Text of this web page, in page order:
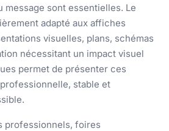
sont essentielles. Le
adapté aux affiches
visuelles, plans, schémas
nécessitant un impact visuel
permet de présenter ces
stable et
professionnels, foires